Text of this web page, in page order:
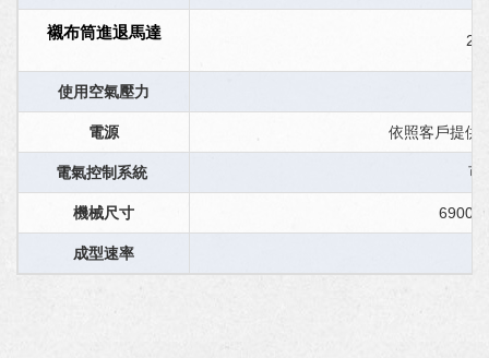
襯布筒進退馬達
使用空氣壓力
電源 依照客戶提
電氣控制系統 可
機械尺寸
成型速率